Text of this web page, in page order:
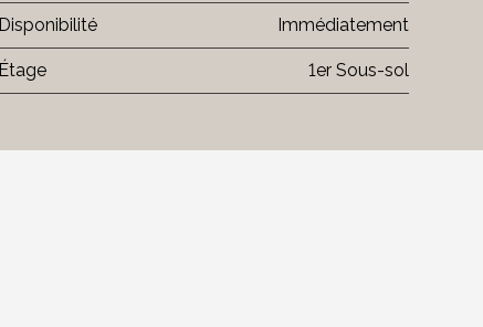
Disponibilité Immédiatement
Étage 1er Sous-sol